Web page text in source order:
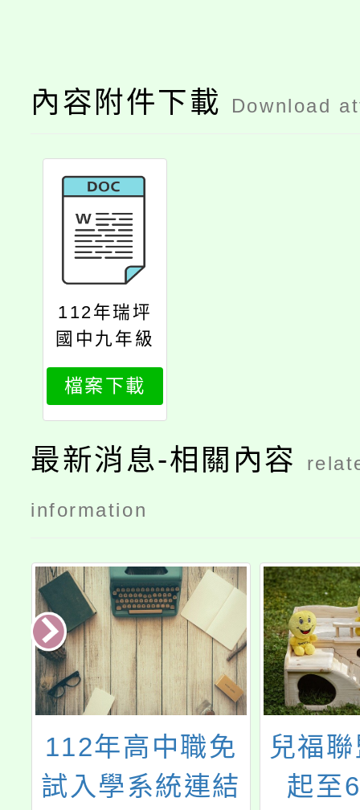
內容附件下載 Download
112年瑞坪
國中九年級
畢業生升學
重要日程表
檔案下載
最新消息-相關內容
information
112年高中職免
試入學系統連結
兒福
起至